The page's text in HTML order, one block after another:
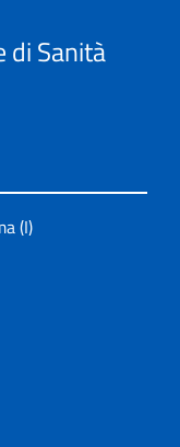
di Sanità
(I)